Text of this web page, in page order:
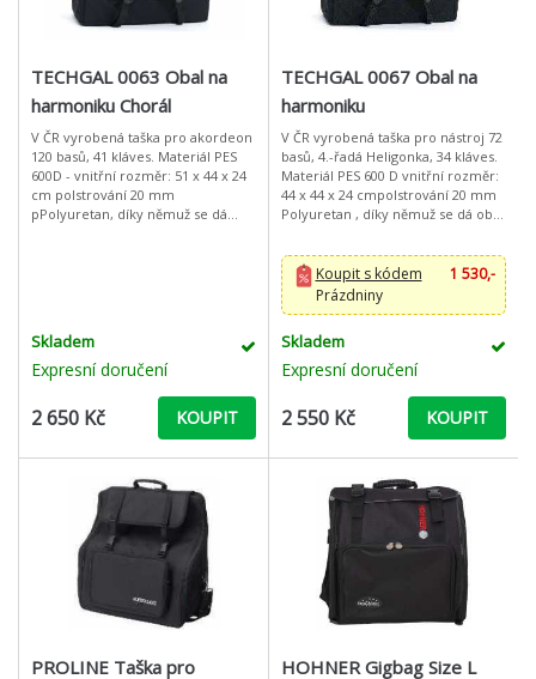
TECHGAL 0063 Obal na
harmoniku Chorál
V ČR vyrobená taška pro akordeon
120 basů, 41 kláves. Materiál PES
600D - vnitřní rozměr: 51 x 44 x 24
cm polstrování 20 mm
pPolyuretan, díky němuž se dá
Skladem
Expresní doručení
2 650 Kč KOUPIT
TECHGAL 0067 Obal na
harmoniku
V ČR vyrobená taška pro nástroj 72
basů, 4.-řadá Heligonka, 34 kláves.
Materiál PES 600 D vnitřní rozměr:
44 x 44 x 24 cmpolstrování 20 mm
Polyuretan , díky němuž se dá obal
zapínání,
Koupit s kódem
1 530,-
Prázdniny
Skladem
Expresní doručení
2 550 Kč KOUPIT
PROLINE Taška pro
HOHNER Gigbag Size L